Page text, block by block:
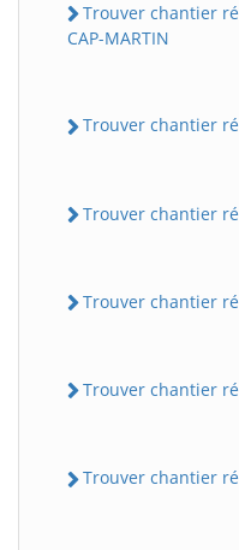
Trouver chantier
CAP-MARTIN
Trouver chantier
Trouver chantier
Trouver chantier
Trouver chantier
Trouver chantier